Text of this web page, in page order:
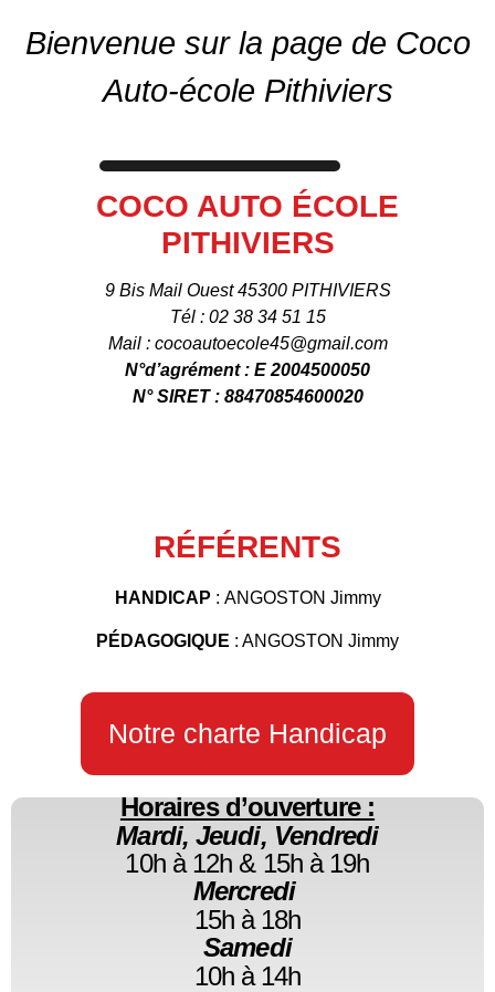
Bienvenue sur la page de Coco
Auto-école Pithiviers
COCO AUTO ÉCOLE
PITHIVIERS
9 Bis Mail Ouest 45300 PITHIVIERS
Tél : 02 38 34 51 15
Mail : cocoautoecole45@gmail.com
N°d’agrément : E 2004500050
N° SIRET : 88470854600020
RÉFÉRENTS
HANDICAP : ANGOSTON Jimmy
PÉDAGOGIQUE : ANGOSTON Jimmy
Notre charte Handicap
Horaires d’ouverture :
Mardi, Jeudi, Vendredi
10h à 12h & 15h à 19h
Mercredi
15h à 18h
Samedi
10h à 14h